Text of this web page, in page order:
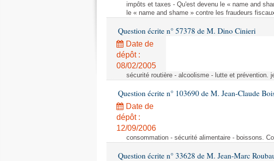
impôts et taxes - Qu'est devenu le « name and
le « name and shame » contre les fraudeurs
Question écrite n° 57378 de M. Dino Cinieri
Date de
dépôt :
08/02/2005
sécurité routière - alcoolisme - lutte et prévention.
Question écrite n° 103690 de M. Jean-Claude
Date de
dépôt :
12/09/2006
consommation - sécurité alimentaire - boissons.
Question écrite n° 33628 de M. Jean-Marc